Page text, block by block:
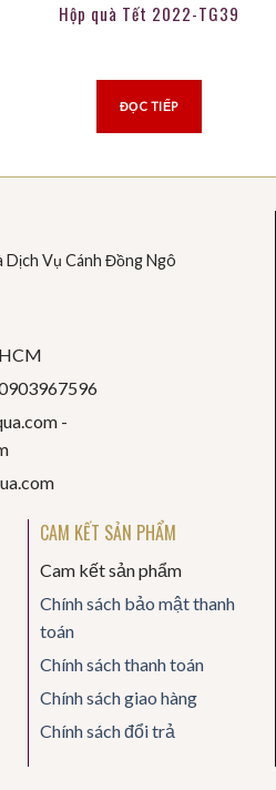
Hộp quà Tết 2022-TG39
ĐỌC TIẾP
Vụ Cánh Đồng Ngô
-
CAM KẾT SẢN PHẨM
Cam kết sản phẩm
Chính sách bảo mật thanh
toán
Chính sách thanh toán
Chính sách giao hàng
Chính sách đổi trả